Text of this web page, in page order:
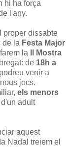
hi ha força
l'any.
proper dissabte
de la Festa Major
la
II Mostra
de 18h a
podreu venir a
jocs.
els menors
d'un adult
aquest
Nadal treiem el